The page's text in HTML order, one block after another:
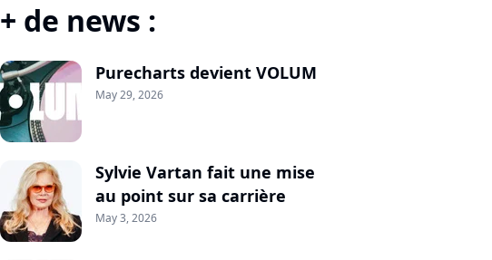
+ de news :
Purecharts devient VOLUM
May 29, 2026
Sylvie Vartan fait une mise
au point sur sa carrière
May 3, 2026